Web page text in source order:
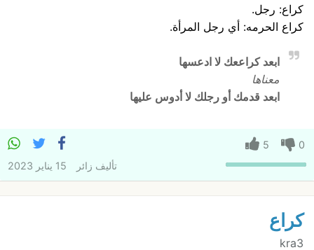
كراع: رجل.
كراع الحرمه: أي رجل المرأة.
ابعد كراععك لا ادعسها
معناها
ابعد قدمك أو رجلك لا أدوس عليها
0
5
تأليف زائر 15 يناير 2023
كراع
kra3